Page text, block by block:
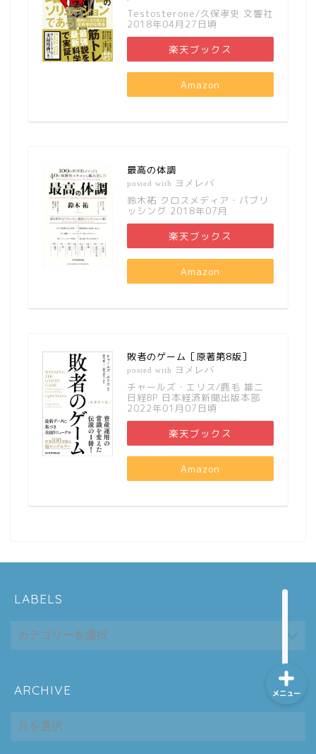
Testosterone/久保孝史 文響社
2018年04月27日頃
楽天ブックス
Amazon
最高の体調
posted with ヨメレバ
鈴木祐 クロスメディア・パブリ
ッシング 2018年07月
楽天ブックス
Amazon
敗者のゲーム［原著第8版］
posted with ヨメレバ
チャールズ・エリス/鹿毛 雄二
日経BP 日本経済新聞出版本部
2022年01月07日頃
楽天ブックス
Amazon
LABELS
ARCHIVE
ARCHIVE
メニュー